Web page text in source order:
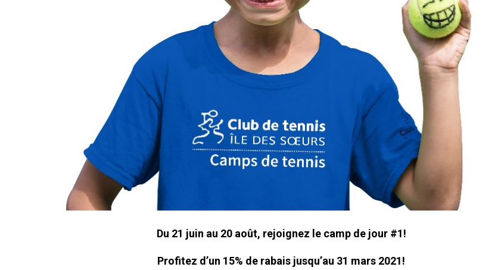
Du 21 juin au 20 août, rejoignez le camp de jour #1!
Profitez d’un 15% de rabais jusqu’au 31 mars 2021!